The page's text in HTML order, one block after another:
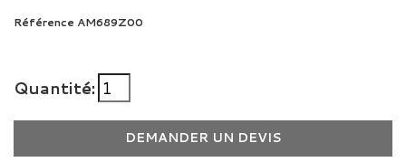
Référence AM689Z00
Quantité:
DEMANDER UN DEVIS